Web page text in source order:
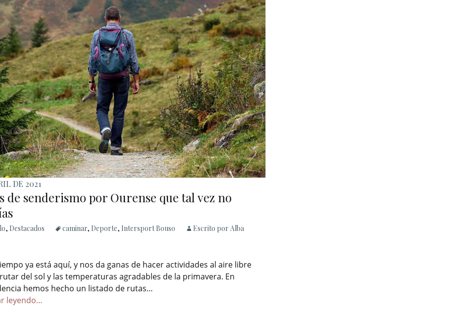
DE 2021
de senderismo por Ourense que tal vez no
, Destacados caminar, Deporte, Intersport Bouso
Escrito por Alba
ya está aquí, y nos da ganas de hacer actividades al aire libre
del sol y las temperaturas agradables de la primavera. En
hemos hecho un listado de rutas…
leyendo…